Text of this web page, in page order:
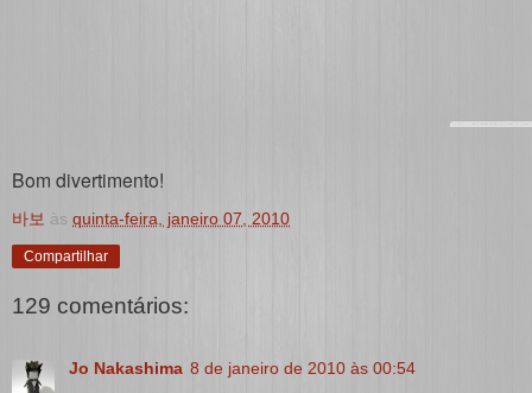
Bom divertimento!
바보 às quinta-feira, janeiro 07, 2010
Compartilhar
129 comentários:
Jo Nakashima 8 de janeiro de 2010 às 00:54